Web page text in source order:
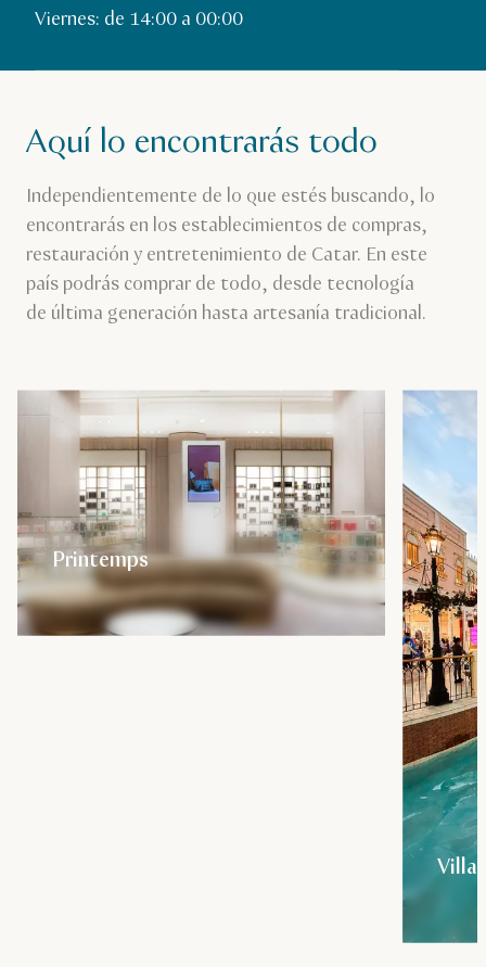
Viernes: de 14:00 a 00:00
Aquí lo encontrarás todo
Independientemente de lo que estés buscando, lo
encontrarás en los establecimientos de compras,
restauración y entretenimiento de Catar. En este
país podrás comprar de todo, desde tecnología
de última generación hasta artesanía tradicional.
Printemps